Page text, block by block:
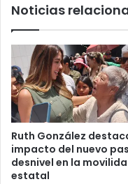
Noticias
Ruth González
impacto del nuevo
desnivel en la
estatal